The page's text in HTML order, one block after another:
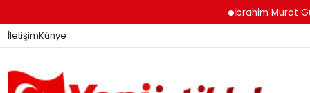
İbrahim Murat
İletişimKünye